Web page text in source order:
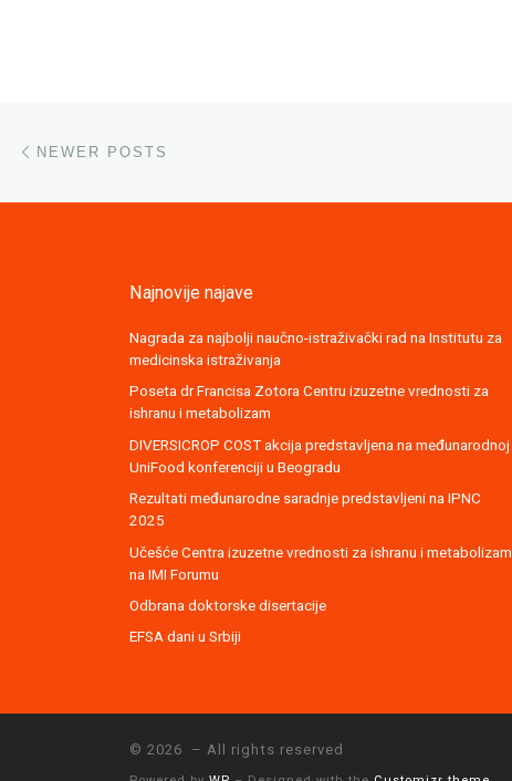
Posts navigation
NEWER POSTS
Najnovije najave
Nagrada za najbolji naučno-istraživački rad na Institutu za
medicinska istraživanja
Poseta dr Francisa Zotora Centru izuzetne vrednosti za
ishranu i metabolizam
DIVERSICROP COST akcija predstavljena na međunarodnoj
UniFood konferenciji u Beogradu
Rezultati međunarodne saradnje predstavljeni na IPNC
2025
Učešće Centra izuzetne vrednosti za ishranu i metabolizam
na IMI Forumu
Odbrana doktorske disertacije
EFSA dani u Srbiji
© 2026 – All rights reserved